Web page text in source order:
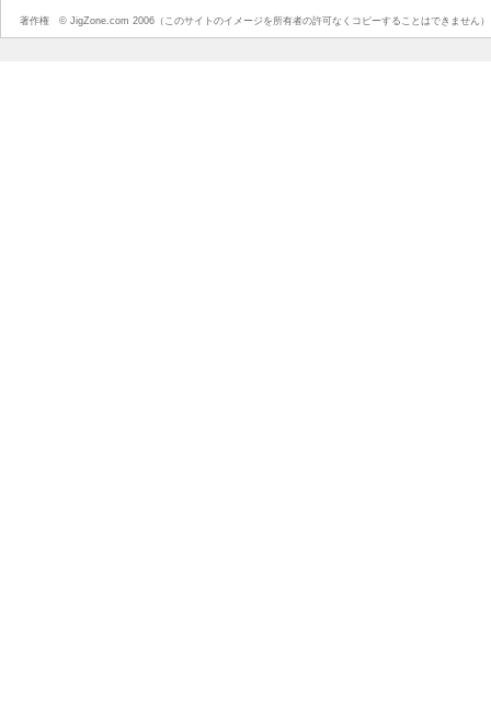
著作権 © JigZone.com 2006（このサイトのイメージを所有者の許可なくコピーすることはできません）